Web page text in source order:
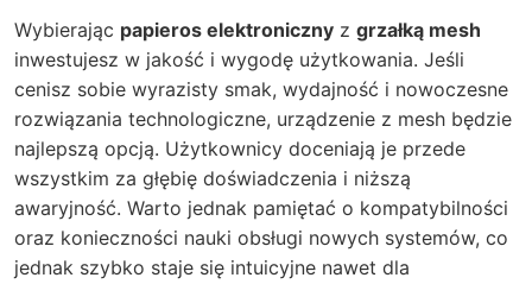
Wybierając papieros elektroniczny z grzałką mesh
inwestujesz w jakość i wygodę użytkowania. Jeśli
cenisz sobie wyrazisty smak, wydajność i nowoczesne
rozwiązania technologiczne, urządzenie z mesh będzie
najlepszą opcją. Użytkownicy doceniają je przede
wszystkim za głębię doświadczenia i niższą
awaryjność. Warto jednak pamiętać o kompatybilności
oraz konieczności nauki obsługi nowych systemów, co
jednak szybko staje się intuicyjne nawet dla